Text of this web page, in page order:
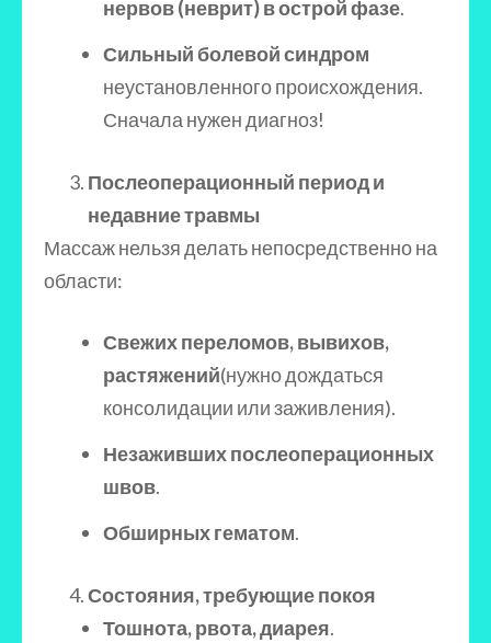
нервов (неврит) в острой фазе.
Сильный болевой синдром
неустановленного происхождения.
Сначала нужен диагноз!
Послеоперационный период и
недавние травмы
Массаж нельзя делать непосредственно на
области:
Свежих переломов, вывихов,
растяжений(нужно дождаться
консолидации или заживления).
Незаживших послеоперационных
швов.
Обширных гематом.
Состояния, требующие покоя
Тошнота, рвота, диарея.